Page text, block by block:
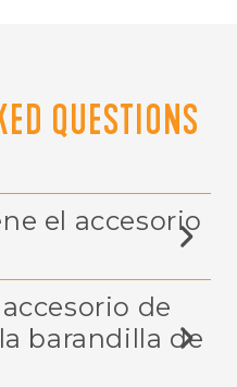
QUESTIONS
el accesorio
de
barandilla de